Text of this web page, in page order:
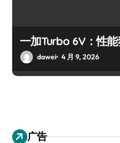
一加Turbo 6V：性
dawei 4 月 9, 2026
广告